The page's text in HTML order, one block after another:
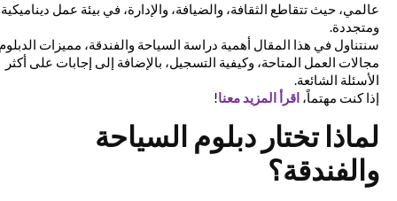
عالمي، حيث تتقاطع الثقافة، والضيافة، والإدارة، في بيئة عمل ديناميكية
ومتجددة.
سنتناول في هذا المقال أهمية دراسة السياحة والفندقة، مميزات الدبلوم،
مجالات العمل المتاحة، وكيفية التسجيل، بالإضافة إلى إجابات على أكثر
الأسئلة الشائعة.
إذا كنت مهتماً،اقرأ المزيد معنا!
لماذا تختار دبلوم السياحة
والفندقة؟